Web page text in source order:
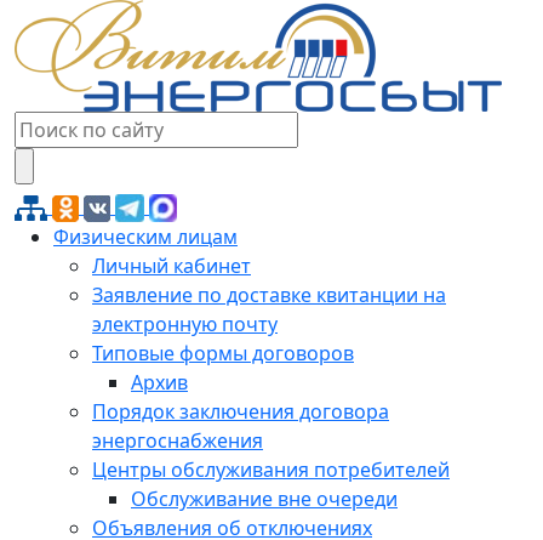
Физическим лицам
Личный кабинет
Заявление по доставке квитанции на
электронную почту
Типовые формы договоров
Архив
Порядок заключения договора
энергоснабжения
Центры обслуживания потребителей
Обслуживание вне очереди
Объявления об отключениях